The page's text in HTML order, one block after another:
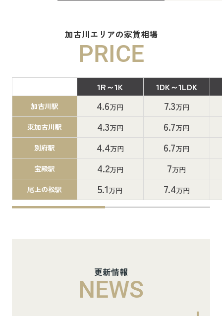
加古川エリアの家賃相場
PRICE
1R～1K 1DK～1LDK
加古川駅 4.6万円 7.3万円
東加古川駅 4.3万円 6.7万円
別府駅 4.4万円 6.7万円
宝殿駅 4.2万円 7万円
尾上の松駅 5.1万円 7.4万円
更新情報
NEWS